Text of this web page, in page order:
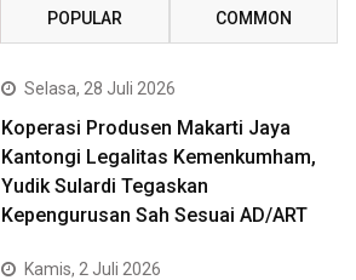
POPULAR COMMON
Selasa, 28 Juli 2026
Koperasi Produsen Makarti Jaya
Kantongi Legalitas Kemenkumham,
Yudik Sulardi Tegaskan
Kepengurusan Sah Sesuai AD/ART
Kamis, 2 Juli 2026